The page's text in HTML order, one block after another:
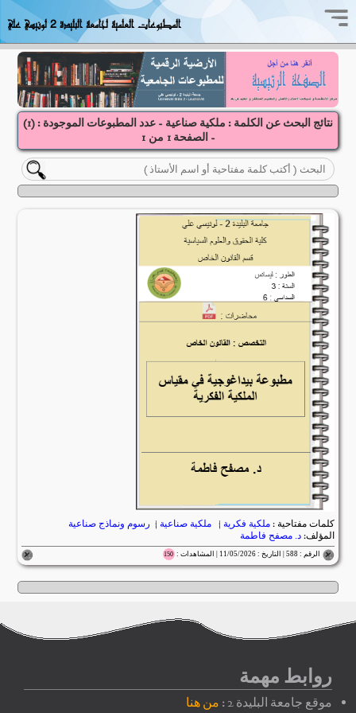
المطبوعات العلمية لجامعة البليدة 2 لونيسي علي
نتائج البحث عن الكلمة : ملكية صناعية - عدد المطبوعات الموجودة : (1
)
- الصفحة1 من1
كلمات مفتاحية :ملكية فكرية | ملكية صناعية | رسوم ونماذج صناعية
المؤلف:د. مصفح فاطمة
الرقم : 588 | التاريخ : 11/05/2026 | المشاهدات : 150
روابط مهمة
موقع جامعة البليدة 2 : من هنا